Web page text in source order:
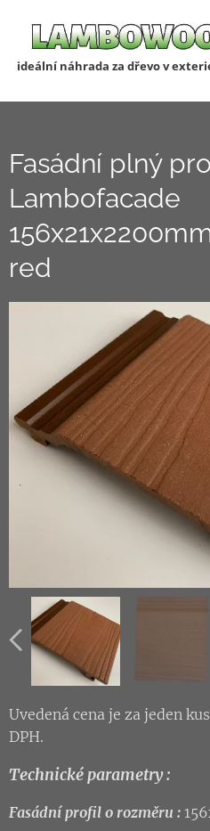
ideální náhrada za dřevo v
Fasádní plný
Lambofacade
red
Uvedená cena je za jeden
DPH.
Technické parametry :
Fasádní profil o rozměru :